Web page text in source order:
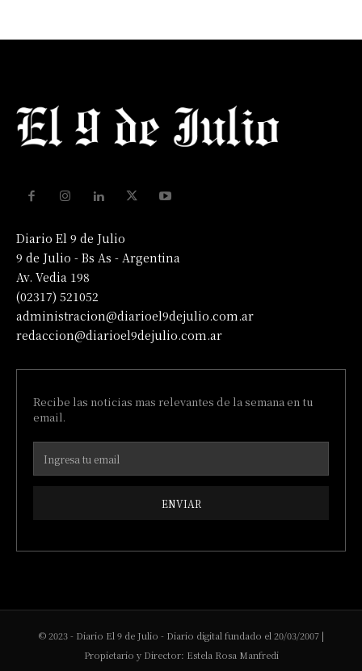
Diario El 9 de Julio
9 de Julio - Bs As - Argentina
Av. Vedia 198
(02317) 521052
administracion@diarioel9dejulio.com.ar
redaccion@diarioel9dejulio.com.ar
Recibe las noticias mas relevantes de la semana en tu
email.
ENVIAR
© 2023 - Diario El 9 de Julio - Diario digital fundado el 20/03/2007 |
Propietario y Director: Estela Rosa Manfredi